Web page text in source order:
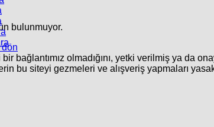
bulunmuyor.
bağlantımız olmadığını, yetki verilmiş ya da
bu siteyi gezmeleri ve alışveriş yapmaları